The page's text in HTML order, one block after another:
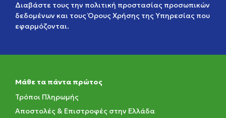
Διαβάστε τους την πολιτική προστασίας προσωπικών
δεδομένων και τουςΌρους Χρήσης της Υπηρεσίας που
εφαρμόζονται.
Μάθε τα πάντα πρώτος
Τρόποι Πληρωμής
Αποστολές & Επιστροφές στην Ελλάδα